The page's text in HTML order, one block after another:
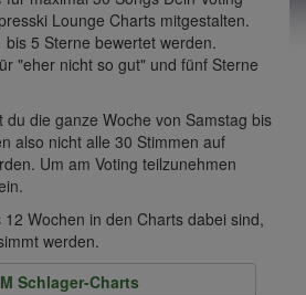
Lounge Charts mitgestalten.
5 Sterne bewertet werden.
"eher nicht so gut" und fünf Sterne
du die ganze Woche von Samstag bis
also nicht alle 30 Stimmen auf
Um am Voting teilzunehmen
Wochen in den Charts dabei sind,
werden.
Schlager-Charts